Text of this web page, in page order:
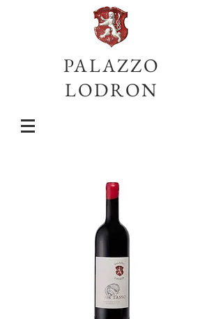
PALAZZO
LODRON